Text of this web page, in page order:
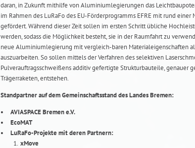
daran, in Zukunft mithilfe von Aluminiumlegierungen das
im Rahmen des LuRaFo des EU-Förderprogramms EFRE mit rund einer
gefördert. Während dieser Zeit sollen im ersten Schritt übliche
werden, sodass die Möglichkeit besteht, sie in der Raumfahrt zu
neue Aluminiumlegierung mit vergleich-baren Materialeigenschaften
auszuarbeiten. So sollen mittels der Verfahren des selektiven
Pulverauftragsschweißens additiv gefertigte Strukturbauteile, genauer
Trägerraketen, entstehen.
Standpartner auf dem Gemeinschaftsstand des Landes Bremen:
AVIASPACE Bremen e.V.
EcoMAT
LuRaFo-Projekte mit deren Partnern:
xMove